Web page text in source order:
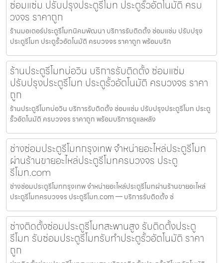
ซ่อมแซ่ม ปรับปรุงประตูรีโมท ประตูรั้วอัตโนมัติ ครบ
วงจร ราคาถูก
ร้านมอเตอร์ประตูรีโมทนิคมพัฒนา บริการรับติดตั้ง ซ่อมแซ่ม ปรับปรุง
ประตูรีโมท ประตูรั้วอัตโนมัติ ครบวงจร ราคาถูก พร้อมบริก
ร้านประตูรีโมทบ่อวิน บริการรับติดตั้ง ซ่อมแซ่ม
ปรับปรุงประตูรีโมท ประตูรั้วอัตโนมัติ ครบวงจร ราคา
ถูก
ร้านประตูรีโมทบ่อวิน บริการรับติดตั้ง ซ่อมแซ่ม ปรับปรุงประตูรีโมท ประตู
รั้วอัตโนมัติ ครบวงจร ราคาถูก พร้อมบริการดูแลหลัง
ช่างซ่อมประตูรีโมทกรุงเทพ จำหน่ายอะไหล่ประตูรีโมท
ผ่านร้านขายอะไหล่ประตูรีโมทครบวงจร ประตู
รีโมท.com
ช่างซ่อมประตูรีโมทกรุงเทพ จำหน่ายอะไหล่ประตูรีโมทผ่านร้านขายอะไหล่
ประตูรีโมทครบวงจร ประตูรีโมท.com — บริการรับติดตั้ง ซ่
ช่างติดตั้งซ่อมประตูรีโมทสะพานสูง รับติดตั้งประตู
รีโมท รับซ่อมประตูรีโมทรับทำประตูรั้วอัตโนมัติ ราคา
ถูก